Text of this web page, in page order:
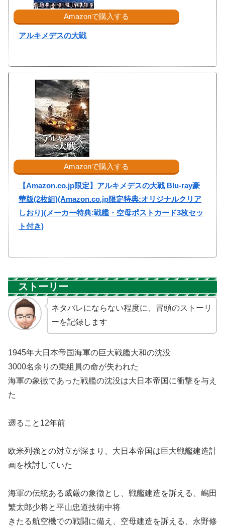
Amazonで購入する
アルキメデスの大戦
Amazonで購入する
【Amazon.co.jp限定】アルキメデスの大戦 Blu-ray豪
華版(2枚組)(Amazon.co.jp限定特典:オリジナルクリア
しおり)(メーカー特典:戦艦・空母ポストカード3枚セッ
ト付き)
ストーリー
ネタバレにならない程度に、冒頭のストーリ
ーを記録します
1945年大日本帝国海軍の巨大戦艦大和の沈没
3000名余りの乗組員の命が失われた
海軍の象徴であった戦艦の沈没は大日本帝国に衝撃を与え
た
遡ること12年前
欧米列強との対立が深まり、大日本帝国は巨大戦艦建造計
画を検討していた
海軍の伝統ある威厳の象徴とし、戦艦建造を訴える、嶋田
繁太郎少将と平山忠道技術中将
きたる航空機での戦闘に備え、空母建造を訴える、永野修